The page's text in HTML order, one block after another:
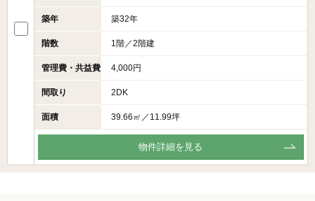
築年 築32年
階数 1階／2階建
管理費・共益費 4,000円
間取り 2DK
面積 39.66㎡／11.99坪
物件詳細を見る